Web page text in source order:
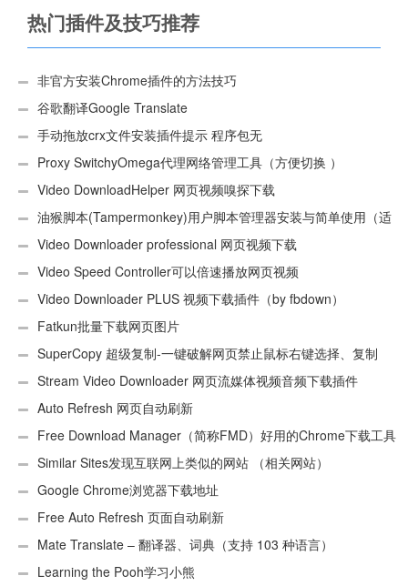
热门插件及技巧推荐
非官方安装Chrome插件的方法技巧
谷歌翻译Google Translate
手动拖放crx文件安装插件提示 程序包无
效:“CEX_HEADER_INVALID”的解决办法
Proxy SwitchyOmega代理网络管理工具（方便切换 ）
Video DownloadHelper 网页视频嗅探下载
油猴脚本(Tampermonkey)用户脚本管理器安装与简单使用（适
用Android）
Video Downloader professional 网页视频下载
Video Speed Controller可以倍速播放网页视频
Video Downloader PLUS 视频下载插件（by fbdown）
Fatkun批量下载网页图片
SuperCopy 超级复制-一键破解网页禁止鼠标右键选择、复制
Stream Video Downloader 网页流媒体视频音频下载插件
Auto Refresh 网页自动刷新
Free Download Manager（简称FMD）好用的Chrome下载工具
插件Similar Sites发现互联网上类似的网站 （相关网站）
Google Chrome浏览器下载地址
Free Auto Refresh 页面自动刷新
Mate Translate – 翻译器、词典（支持 103 种语言）
Learning the Pooh学习小熊